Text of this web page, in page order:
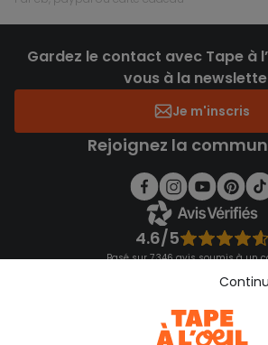
Gardez le contact avec Tape à
vous à la
Je m'inscris
Rejoignez la
4.6/5
Basé sur 7 346 avis soumis à un
Consulter les CGU